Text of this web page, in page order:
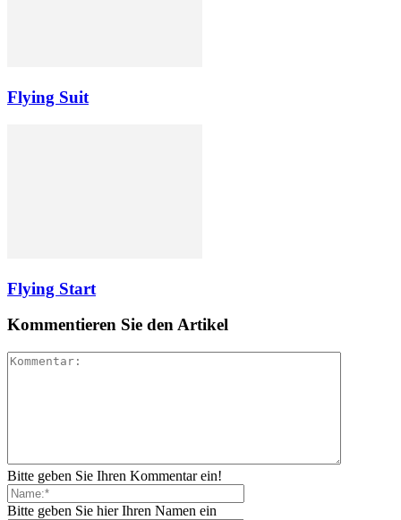
Flying Suit
Flying Start
Kommentieren Sie den Artikel
Bitte geben Sie Ihren Kommentar ein!
Bitte geben Sie hier Ihren Namen ein